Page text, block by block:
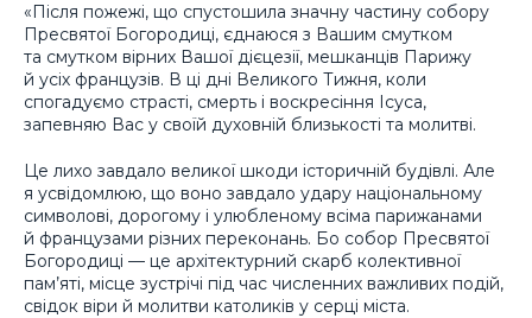
«Після пожежі, що спустошила значну частину собору
Пресвятої Богородиці, єднаюся з Вашим смутком
та смутком вірних Вашої дієцезії, мешканців Парижу
й усіх французів. В ці дні Великого Тижня, коли
спогадуємо страсті, смерть і воскресіння Ісуса,
запевняю Вас у своїй духовній близькості та молитві.
Це лихо завдало великої шкоди історичній будівлі. Але
я усвідомлюю, що воно завдало удару національному
символові, дорогому і улюбленому всіма парижанами
й французами різних переконань. Бо собор Пресвятої
Богородиці — це архітектурний скарб колективної
пам’яті, місце зустрічі під час численних важливих подій,
свідок віри й молитви католиків у серці міста.